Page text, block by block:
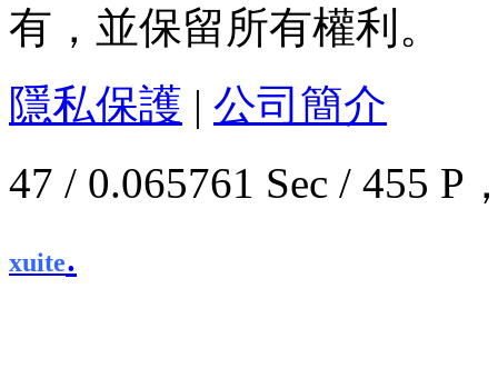
有，並保留所有權利。
隱私保護 | 公司簡介
47 / 0.065761 Sec / 455
xuite.